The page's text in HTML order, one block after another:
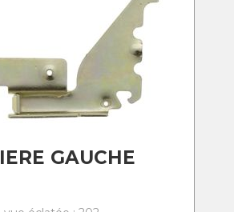
GAUCHE